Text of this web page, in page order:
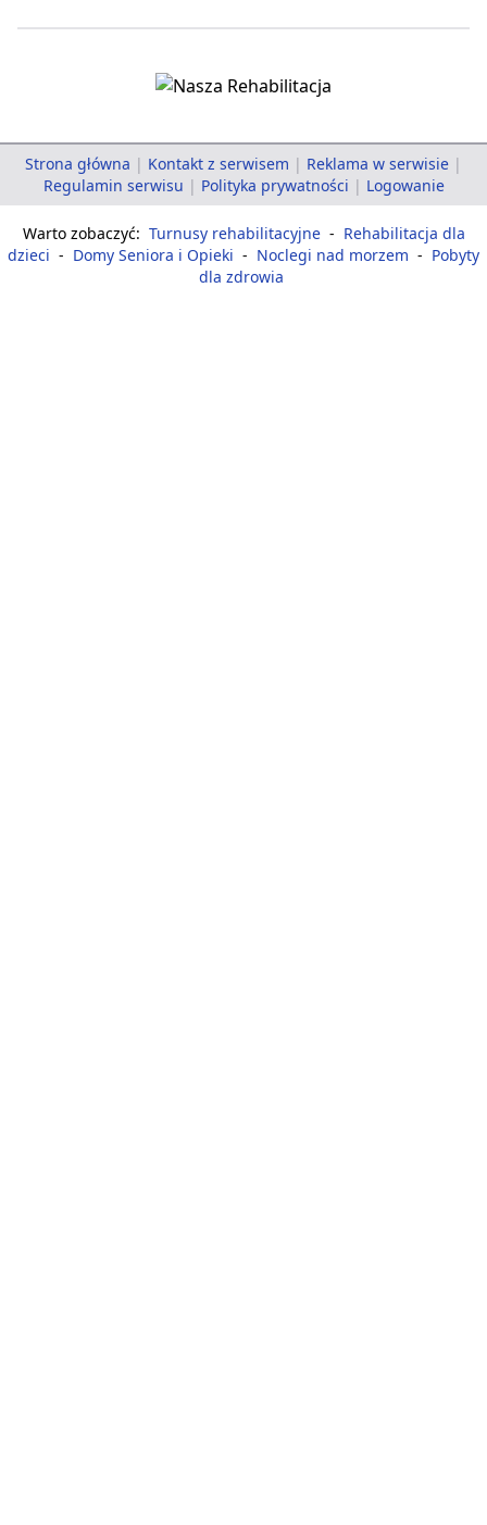
Strona główna | Kontakt z serwisem | Reklama w serwisie |
Regulamin serwisu | Polityka prywatności | Logowanie
Warto zobaczyć: Turnusy rehabilitacyjne - Rehabilitacja dla
dzieci - Domy Seniora i Opieki - Noclegi nad morzem - Pobyty
dla zdrowia